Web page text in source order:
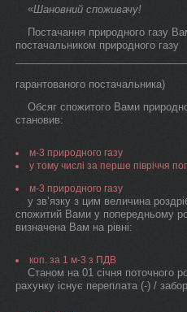
«Шановний споживачу!
Постачання природного газу
постачальником природного газу
гарантованого постачальника)
Обсяг спожитого Вами
становив:
м-3 природного газу
у тому числі за перше півріччя
м-3 природного газу
у зв’язку з цим величина
спожитий Вами у попередньому
визначена Вам на рівні:
коп. за 1 м-3 з ПДВ
Станом на 01 січня поточного
рахунку існує переплата (-) /